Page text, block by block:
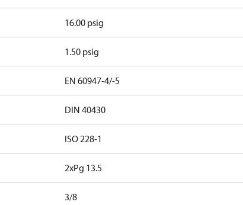
16.00 psig
1.50 psig
EN 60947-4/-5
DIN 40430
ISO 228-1
2xPg 13.5
3/8